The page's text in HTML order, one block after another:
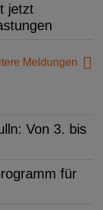
jetzt
Meldungen
Von 3. bis
für